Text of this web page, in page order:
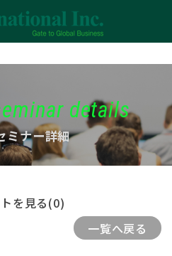
details
ミナー詳細
を見る(0)
一覧へ戻る